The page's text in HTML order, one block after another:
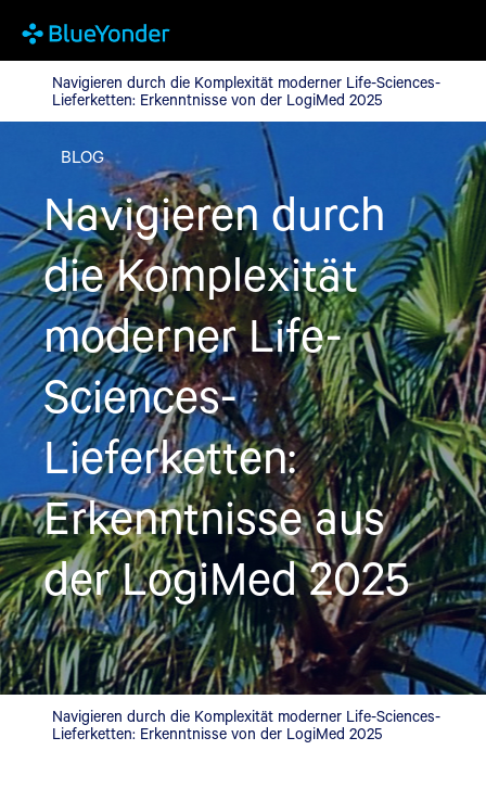
Navigieren durch die Komplexität moderner Life-Sciences-
Navigieren durch die Komplexität moderner Life-Sciences-
Lieferketten: Erkenntnisse von der LogiMed 2025
BLOG
Navigieren durch
die Komplexität
moderner Life-
Sciences-
Lieferketten:
Erkenntnisse aus
der LogiMed 2025
Navigieren durch die Komplexität moderner Life-Sciences-
Lieferketten: Erkenntnisse von der LogiMed 2025